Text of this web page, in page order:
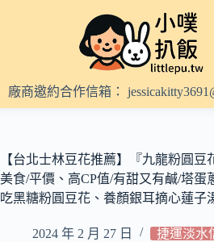
內
容
廠商邀約合作信箱：
【台北士林豆花推薦】『九龍粉圓豆
美食/平價、高CP值/有甜又有鹹/塔蛋
吃黑糖粉圓豆花、養顏銀耳摘心蓮子
2024 年 2 月 27 日 捷運淡水